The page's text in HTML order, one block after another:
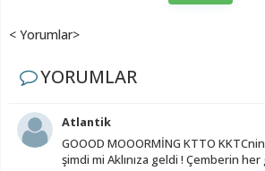
< Yorumlar>
YORUMLAR
Atlantik
GOOOD MOOORMİNG KTTO
şimdi mi Aklınıza geldi ! Çemberin her